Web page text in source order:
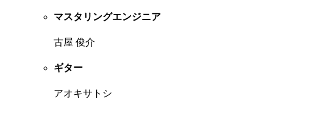
マスタリングエンジニア
古屋 俊介
ギター
アオキサトシ